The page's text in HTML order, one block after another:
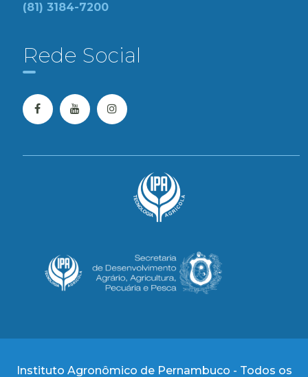
(81) 3184-7200
Rede Social
Instituto Agronômico de Pernambuco - Todos os